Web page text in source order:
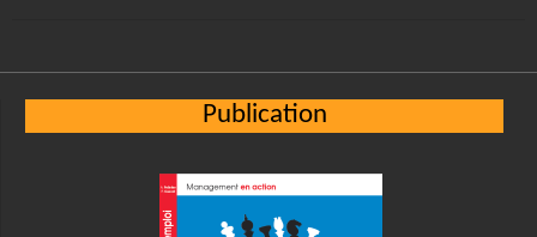
Publication